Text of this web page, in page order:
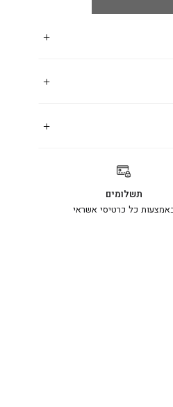
תשלומים
כל כרטיסי אשראי